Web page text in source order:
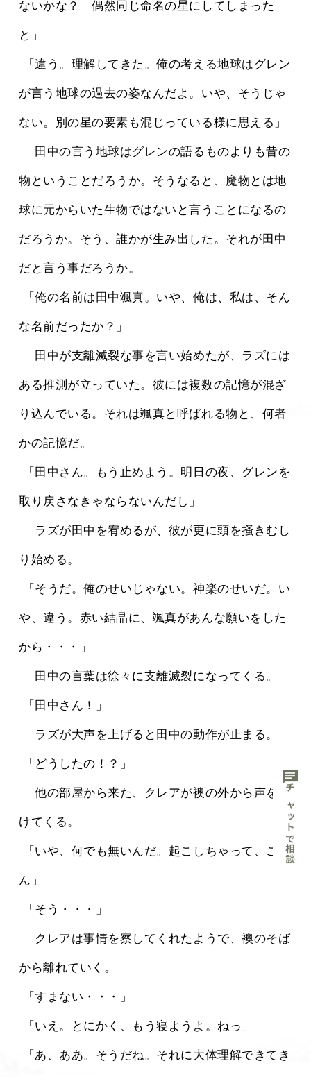
ないかな？　偶然同じ命名の星にしてしまった
と」
が言う地球の過去の姿なんだよ。いや、そうじゃ
ない。別の星の要素も混じっている様に思える」
物ということだろうか。そうなると、魔物とは地
球に元からいた生物ではないと言うことになるの
だろうか。そう、誰かが生み出した。それが田中
だと言う事だろうか。
な名前だったか？」
ある推測が立っていた。彼には複数の記憶が混ざ
り込んでいる。それは颯真と呼ばれる物と、何者
かの記憶だ。
取り戻さなきゃならないんだし」
り始める。
や、違う。赤い結晶に、颯真があんな願いをした
から・・・」
田中の言葉は徐々に支離滅裂になってくる。
「田中さん！」
ラズが大声を上げると田中の動作が止まる。
「どうしたの！？」
けてくる。
ん」
「そう・・・」
から離れていく。
「すまない・・・」
「いえ。とにかく、もう寝ようよ。ねっ」
chat
チャットで相談